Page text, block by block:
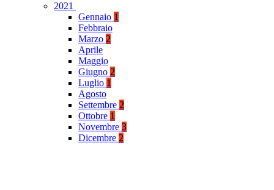
2021
Gennaio 1
Febbraio
Marzo 2
Aprile
Maggio
Giugno 2
Luglio 1
Agosto
Settembre 2
Ottobre 1
Novembre 3
Dicembre 2